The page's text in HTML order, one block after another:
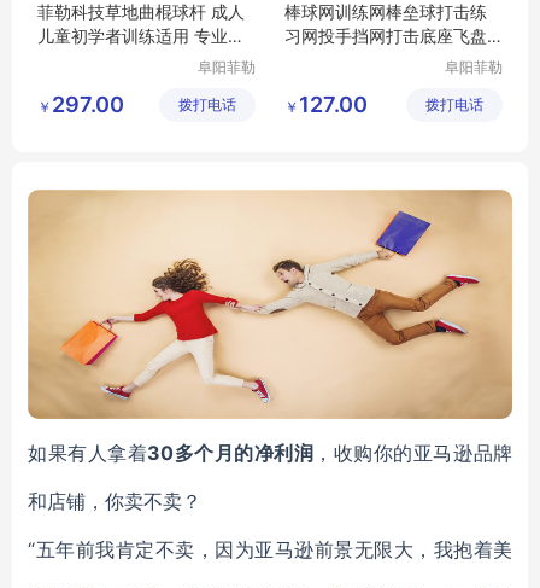
菲勒科技草地曲棍球杆 成人
儿童初学者训练适用 专业曲
阜阳菲勒
公司
￥ 297.00 拨打电话
棒球网训练网棒垒球打击练
习网投手挡网打击底座飞盘
阜阳菲勒
公司
￥ 127.00 拨打电话
如果有人拿着30多个月的净利润 ，收购你的亚马逊品牌
和店铺，你卖不卖？
“五年前我肯定不卖，因为亚马逊前景无限大，我抱着美